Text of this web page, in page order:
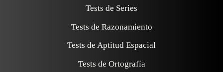
Tests de Series
Tests de Razonamiento
Tests de Aptitud Espacial
Tests de Ortografía